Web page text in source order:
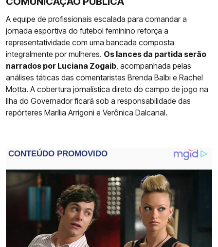
A equipe de profissionais escalada para comandar a
jornada esportiva do futebol feminino reforça a
representatividade com uma bancada composta
integralmente por mulheres. Os lances da partida serão
narrados por Luciana Zogaib, acompanhada pelas
análises táticas das comentaristas Brenda Balbi e Rachel
Motta. A cobertura jornalística direto do campo de jogo na
Ilha do Governador ficará sob a responsabilidade das
repórteres Marília Arrigoni e Verônica Dalcanal.